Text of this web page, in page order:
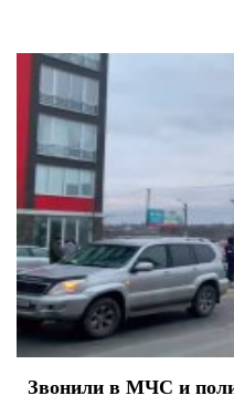
Звонили в МЧС и